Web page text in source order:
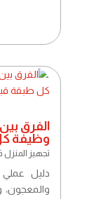
الفرق
وظيفة
تجهيز
دليل عملي
والمعجون،